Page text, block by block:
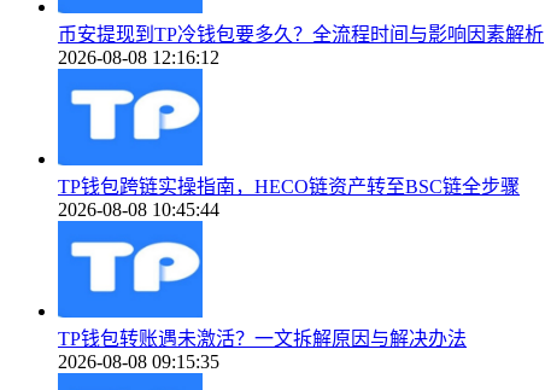
币安提现到TP冷钱包要多久？全流程时间与影响因素解析
2026-08-08 12:16:12
TP钱包跨链实操指南，HECO链资产转至BSC链全步骤
2026-08-08 10:45:44
TP钱包转账遇未激活？一文拆解原因与解决办法
2026-08-08 09:15:35